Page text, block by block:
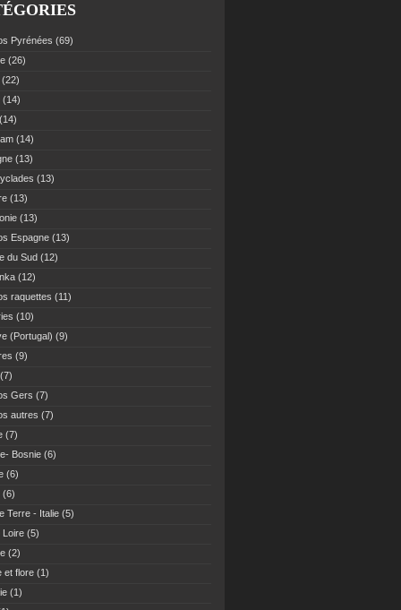
Pyrénées (69)
(26)
(22)
(14)
(14)
(14)
(13)
(13)
(13)
(13)
Espagne (13)
du Sud (12)
(12)
raquettes (11)
(10)
(Portugal) (9)
(9)
(7)
Gers (7)
autres (7)
(7)
Bosnie (6)
(6)
(6)
Terre - Italie (5)
Loire (5)
(2)
et flore (1)
(1)